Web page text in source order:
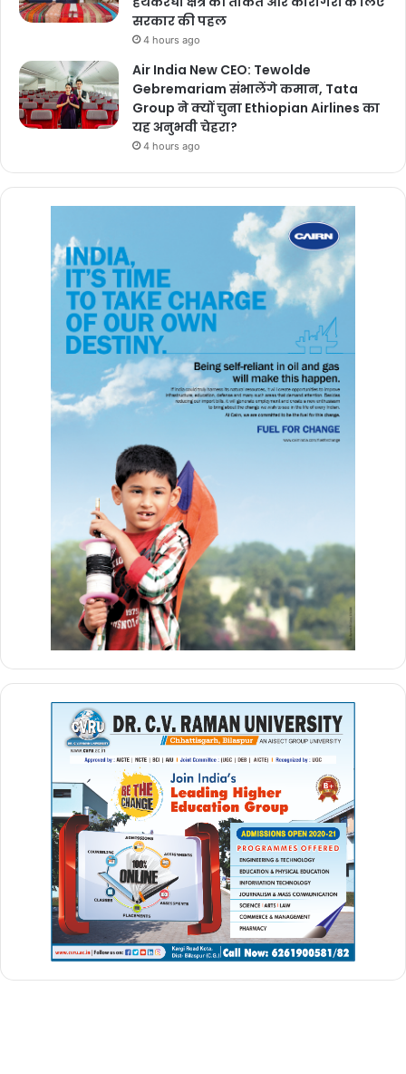
सरकार की पहल
4 hours ago
Air India New CEO: Tewolde
Gebremariam संभालेंगे कमान, Tata
Group ने क्यों चुना Ethiopian Airlines का
यह अनुभवी चेहरा?
4 hours ago